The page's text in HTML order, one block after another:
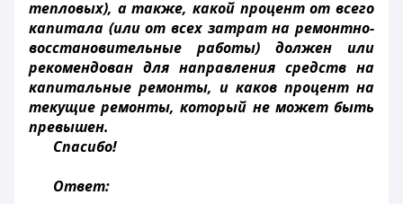
тепловых), а также, какой процент от всего
капитала (или от всех затрат на ремонтно-
восстановительные работы) должен или
рекомендован для направления средств на
капитальные ремонты, и каков процент на
текущие ремонты, который не может быть
превышен.
Спасибо!
Ответ: